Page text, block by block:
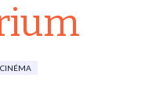
CINÉMA